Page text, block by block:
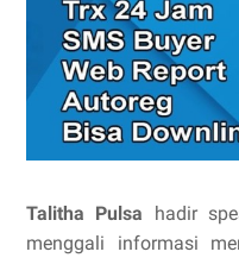
Talitha Pulsa hadir
menggali informasi